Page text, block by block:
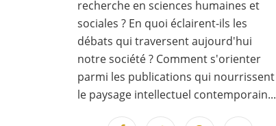
recherche en sciences humaines et
sociales ? En quoi éclairent-ils les
débats qui traversent aujourd'hui
notre société ? Comment s'orienter
parmi les publications qui nourrissent
le paysage intellectuel contemporain...